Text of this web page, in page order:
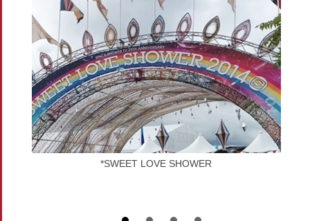
*SWEET LOVE SHOWER